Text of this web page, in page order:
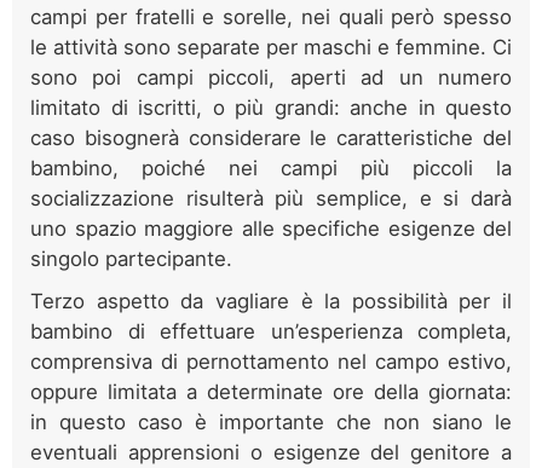
campi per fratelli e sorelle, nei quali però spesso
le attività sono separate per maschi e femmine. Ci
sono poi campi piccoli, aperti ad un numero
limitato di iscritti, o più grandi: anche in questo
caso bisognerà considerare le caratteristiche del
bambino, poiché nei campi più piccoli la
socializzazione risulterà più semplice, e si darà
uno spazio maggiore alle specifiche esigenze del
singolo partecipante.
Terzo aspetto da vagliare è la possibilità per il
bambino di effettuare un’esperienza completa,
comprensiva di pernottamento nel campo estivo,
oppure limitata a determinate ore della giornata:
in questo caso è importante che non siano le
eventuali apprensioni o esigenze del genitore a